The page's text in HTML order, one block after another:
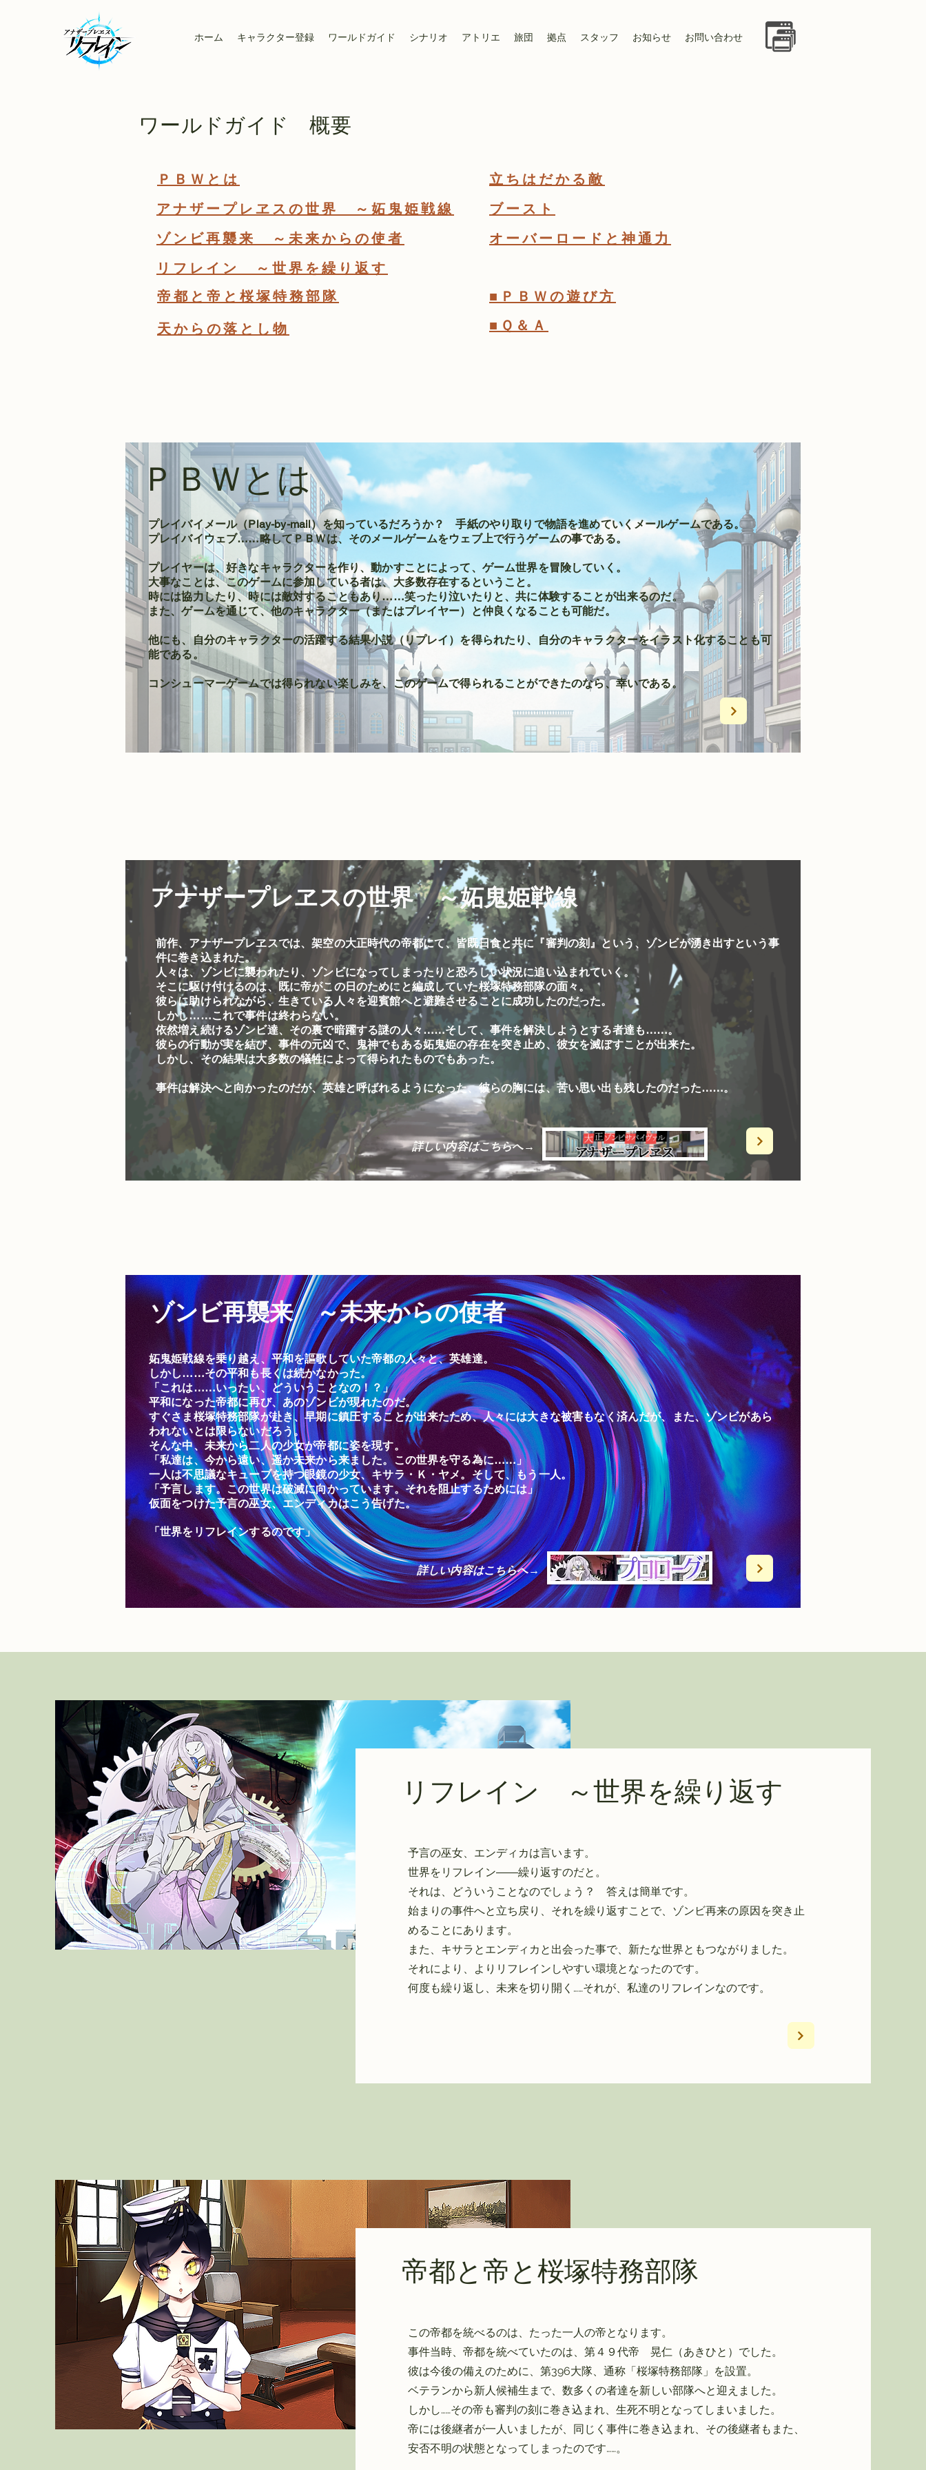
ホーム キャラクター登録 ワールドガイド シナリオ アトリエ 旅団 拠点 スタッフ お知らせ お問い合わせ
ワールドガイド 概要
ＰＢＷとは
アナザープレヱスの世界 ～妬鬼姫戦線
ゾンビ再襲来 ～未来からの使者
立ちはだかる敵
ブースト
オーバーロードと神通力
リフレイン ～世界を繰り返す
帝都と帝と桜塚特務部隊
天からの落とし物
■ＰＢＷの遊び方
■Ｑ＆Ａ
ＰＢＷとは
プレイバイメール（Play-by-mail）を知っているだろうか？ 手紙のやり取りで物語を進めていくメールゲームである。
プレイバイウェブ……略してＰＢＷは、そのメールゲームをウェブ上で行うゲームの事である。
プレイヤーは、好きなキャラクターを作り、動かすことによって、ゲーム世界を冒険していく。
大事なことは、このゲームに参加している者は、大多数存在するということ。
時には協力したり、時には敵対することもあり……笑ったり泣いたりと、共に体験することが出来るのだ。
また、ゲームを通じて、他のキャラクター（またはプレイヤー）と仲良くなることも可能だ。
他にも、自分のキャラクターの活躍する結果小説（リプレイ）を得られたり、自分のキャラクターをイラスト化することも可
能である。
​コンシューマーゲームでは得られない楽しみを、このゲームで得られることができたのなら、幸いである。
アナザープレヱスの世界 ～妬鬼姫戦線
前作、アナザープレヱスでは、架空の大正時代の帝都にて、皆既日食と共に『審判の刻』という、ゾンビが湧き出すという事
件に巻き込まれた。
人々は、ゾンビに襲われたり、ゾンビになってしまったりと恐ろしい状況に追い込まれていく。
そこに駆け付けるのは、既に帝がこの日のためにと編成していた桜塚特務部隊の面々。
彼らに助けられながら、生きている人々を迎賓館へと避難させることに成功したのだった。
しかし……これで事件は終わらない。
依然増え続けるゾンビ達、その裏で暗躍する謎の人々……そして、事件を解決しようとする者達も……。
彼らの行動が実を結び、事件の元凶で、鬼神でもある妬鬼姫の存在を突き止め、彼女を滅ぼすことが出来た。
しかし、その結果は大多数の犠牲によって得られたものでもあった。
事件は解決へと向かったのだが、英雄と呼ばれるようになった、彼らの胸には、苦い思い出も残したのだった……。
詳しい内容はこちらへ→
ゾンビ再襲来 ～未来からの使者
妬鬼姫戦線を乗り越え、平和を謳歌していた帝都の人々と、英雄達。
しかし……その平和も長くは続かなかった。
「これは……いったい、どういうことなの！？」
平和になった帝都に再び、あのゾンビが現れたのだ。
すぐさま桜塚特務部隊が赴き、早期に鎮圧することが出来たため、人々には大きな被害もなく済んだが、また、ゾンビがあら
われないとは限らないだろう。
そんな中、未来から二人の少女が帝都に姿を現す。
「私達は、今から遠い、遥か未来から来ました。この世界を守る為に……」
一人は不思議なキューブを持つ眼鏡の少女、キサラ・Ｋ・ヤメ。そして、もう一人。
「予言します。この世界は破滅に向かっています。それを阻止するためには」
仮面をつけた予言の巫女、エンディカはこう告げた。
​「世界をリフレインするのです」
詳しい内容はこちらへ→
リフレイン ～世界を繰り返す
予言の巫女、エンディカは言います。
世界をリフレイン――繰り返すのだと。
それは、どういうことなのでしょう？ 答えは簡単です。
始まりの事件へと立ち戻り、それを繰り返すことで、ゾンビ再来の原因を突き止
めることにあります。
また、キサラとエンディカと出会った事で、新たな世界ともつながりました。
それにより、よりリフレインしやすい環境となったのです。
何度も繰り返し、未来を切り開く……それが、私達のリフレインなのです。
​帝都と帝と桜塚特務部隊
この帝都を統べるのは、たった一人の帝となります。
事件当時、帝都を統べていたのは、第４９代帝 晃仁（あきひと）でした。
彼は今後の備えのために、第396大隊、通称「桜塚特務部隊」を設置。
ベテランから新人候補生まで、数多くの者達を新しい部隊へと迎えました。
しかし……その帝も審判の刻に巻き込まれ、生死不明となってしまいました。
​帝には後継者が一人いましたが、同じく事件に巻き込まれ、その後継者もまた、
安否不明の状態となってしまったのです……。